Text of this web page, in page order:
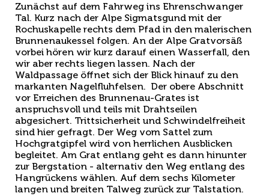
Zunächst auf dem Fahrweg ins Ehrenschwanger
Tal. Kurz nach der Alpe Sigmatsgund mit der
Rochuskapelle rechts dem Pfad in den malerischen
Brunnenaukessel folgen. An der Alpe Gratvorsäß
vorbei hören wir kurz darauf einen Wasserfall, den
wir aber rechts liegen lassen. Nach der
Waldpassage öffnet sich der Blick hinauf zu den
markanten Nagelfluhfelsen. Der obere Abschnitt
vor Erreichen des Brunnenau-Grates ist
anspruchsvoll und teils mit Drahtseilen
abgesichert. Trittsicherheit und Schwindelfreiheit
sind hier gefragt. Der Weg vom Sattel zum
Hochgratgipfel wird von herrlichen Ausblicken
begleitet. Am Grat entlang geht es dann hinunter
zur Bergstation - alternativ den Weg entlang des
Hangrückens wählen. Auf dem sechs Kilometer
langen und breiten Talweg zurück zur Talstation.